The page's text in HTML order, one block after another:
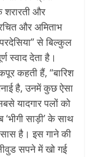
शरारती और
और अमिताभ
से बिल्कुल
स्वाद देता है।
कहती हैं, “बारिश
है, उनमें कुछ ऐसा
यादगार पलों को
साड़ी’ के साथ
है। इस गाने की
सपने में खो गई